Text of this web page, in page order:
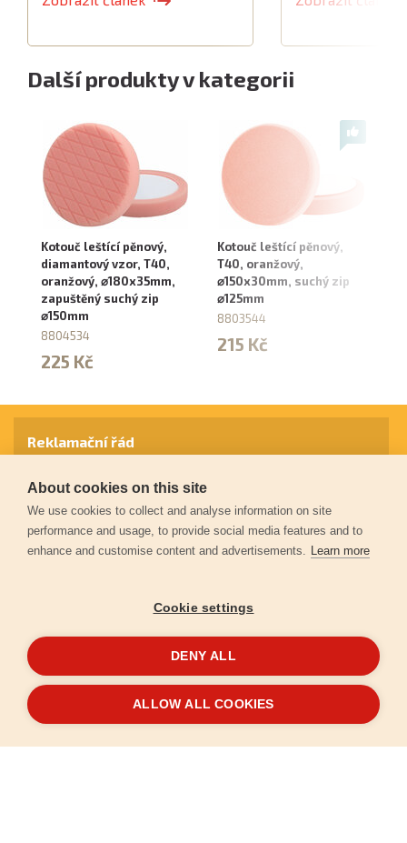
Další produkty v kategorii
Kotouč leštící pěnový,
diamantový vzor, T40,
oranžový, ⌀180x35mm,
zapuštěný suchý zip
⌀150mm
8804534
225 Kč
Kotouč leštící pěnový,
T40, oranžový,
⌀150x30mm, suchý zip
⌀125mm
8803544
215 Kč
© 2026Extol.cz- Všechna práva vyhrazena
Reklamační řád
Záruční podmínky
Ochrana osobních údajů
VytvořiloFEO
About cookies on this site
We use cookies to collect and analyse information on site
performance and usage, to provide social media features and to
enhance and customise content and advertisements. Learn more
Cookie settings
DENY ALL
ALLOW ALL COOKIES